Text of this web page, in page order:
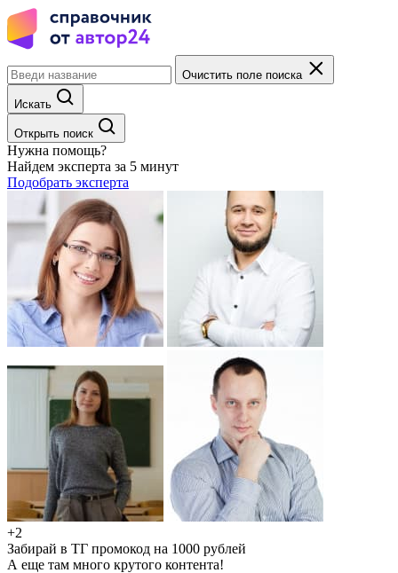
Очистить поле поиска
Искать
Открыть поиск
Нужна помощь?
Найдем эксперта за 5 минут
Подобрать эксперта
+2
Забирай в ТГ промокод на 1000 рублей
А еще там много крутого контента!